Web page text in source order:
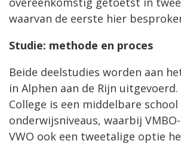
waarvan de eerste hier
Studie: methode en proces
Beide deelstudies worden aan
in Alphen aan de Rijn
College is een middelbare
onderwijsniveaus, waarbij
VWO ook een tweetalige optie